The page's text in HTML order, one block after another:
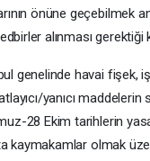
önüne geçebilmek
alınması gerektiği
genelinde havai fişek,
yanıcı maddelerin
28 Ekim tarihlerin
kaymakamlar olmak